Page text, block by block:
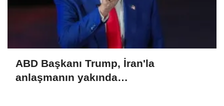
ABD Başkanı Trump, İran'la
anlaşmanın yakında